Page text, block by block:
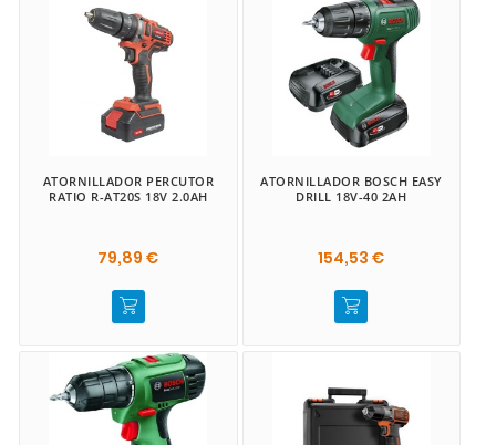
ATORNILLADOR PERCUTOR
RATIO R-AT20S 18V 2.0AH
79,89 €
ATORNILLADOR BOSCH EASY
DRILL 18V-40 2AH
154,53 €